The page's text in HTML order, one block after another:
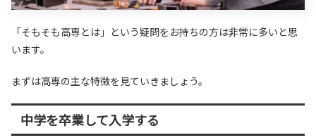
「そもそも高専とは」という疑問をお持ちの方は非常に多いと思
います。
まずは高専の主な特徴を見ていきましょう。
中学を卒業して入学する